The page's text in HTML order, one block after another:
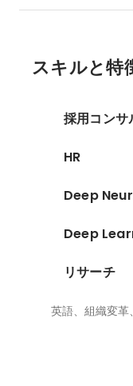
スキルと特
採用コンサ
HR
Deep
Deep
リサーチ
英語、組織変革